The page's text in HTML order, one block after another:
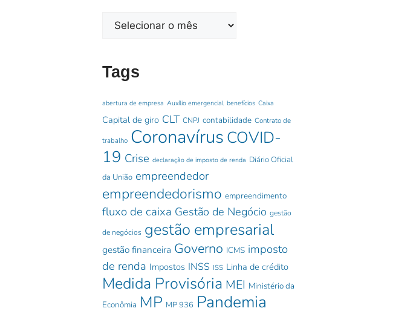
Tags
abertura de empresa Auxílio emergencial benefícios Caixa
Capital de giro CLT CNPJ contabilidade Contrato de
trabalho Coronavírus COVID-
19 Crise declaração de imposto de renda Diário Oficial
da União empreendedor
empreendedorismo empreendimento
fluxo de caixa Gestão de Negócio gestão
de negócios gestão empresarial
gestão financeira Governo ICMS imposto
de renda Impostos INSS ISS Linha de crédito
Medida Provisória MEI Ministério da
Econômia MP MP 936 Pandemia